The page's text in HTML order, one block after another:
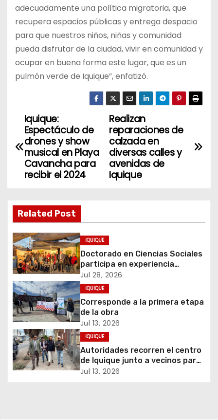
adecuadamente una política migratoria, que
recupera espacios públicas y entrega despacio
para que nuestros niños, niñas y comunidad
pueda disfrutar de la ciudad, vivir en comunidad y
ocupar en buena forma este lugar, que es un
pulmón verde de Iquique”, enfatizó.
N
a
g
a
c
i
ó
n
d
e
e
Realizan
reparaciones de
calzada en
diversas calles y
avenidas de
Iquique
Iquique:
Espectáculo de
drones y show
musical en Playa
Cavancha para
recibir el 2024
Related Post
IQUIQUE
Doctorado en Ciencias Sociales
participa en experiencia
comunitaria sobre cuidados y
migración
Jul 28, 2026
IQUIQUE
Corresponde a la primera etapa
de la obra
Jul 13, 2026
IQUIQUE
Autoridades recorren el centro
de Iquique junto a vecinos para
abordar problemáticas y
Jul 13, 2026